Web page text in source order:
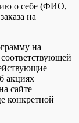
о себе (ФИО,
на
на
акциях
сайте
конкретной